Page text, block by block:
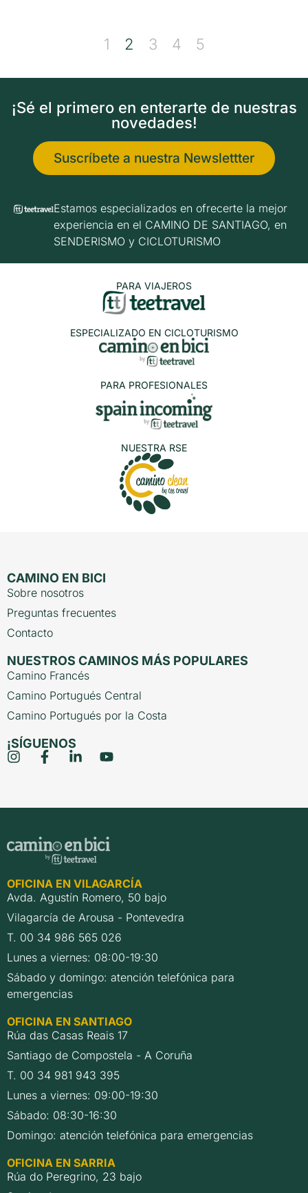
1 2 3 4 5
¡Sé el primero en enterarte de nuestras
novedades!
Suscríbete a nuestra Newslettter
Estamos especializados en ofrecerte la mejor
experiencia en el CAMINO DE SANTIAGO, en
SENDERISMO y CICLOTURISMO
PARA VIAJEROS
ESPECIALIZADO EN CICLOTURISMO
PARA PROFESIONALES
NUESTRA RSE
CAMINO EN BICI
Sobre nosotros
Preguntas frecuentes
Contacto
NUESTROS CAMINOS MÁS POPULARES
Camino Francés
Camino Portugués Central
Camino Portugués por la Costa
¡SÍGUENOS
OFICINA EN VILAGARCÍA
Avda. Agustín Romero, 50 bajo
Vilagarcía de Arousa - Pontevedra
T. 00 34 986 565 026
Lunes a viernes: 08:00-19:30
Sábado y domingo: atención telefónica para
emergencias
OFICINA EN SANTIAGO
Rúa das Casas Reais 17
Santiago de Compostela - A Coruña
T. 00 34 981 943 395
Lunes a viernes: 09:00-19:30
Sábado: 08:30-16:30
Domingo: atención telefónica para emergencias
OFICINA EN SARRIA
Rúa do Peregrino, 23 bajo